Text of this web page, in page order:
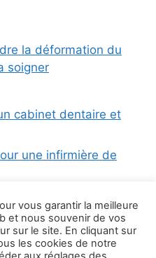
la déformation du
soigner
cabinet dentaire et
une infirmière de
?
efficace contre la
vous garantir la meilleure
et nous souvenir de vos
sur le site. En cliquant sur
les cookies de notre